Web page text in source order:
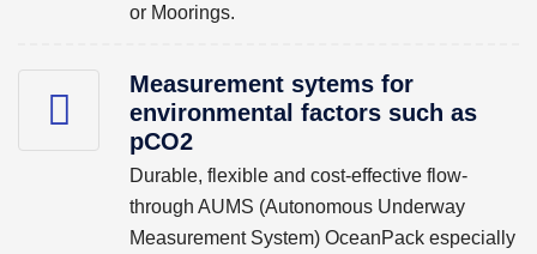
or Moorings.
Measurement sytems for
environmental factors such as
pCO2
Durable, flexible and cost-effective flow-
through AUMS (Autonomous Underway
Measurement System) OceanPack especially